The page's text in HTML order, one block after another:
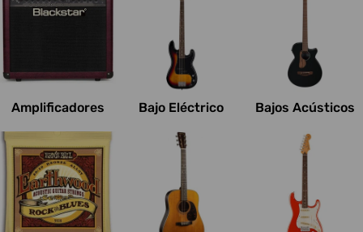
e
s
:
Amplificadores Bajo Eléctrico Bajos Acústicos